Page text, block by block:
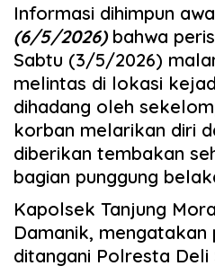
Informasi dihimpun
(6/5/2026) bahwa
Sabtu (3/5/2026)
melintas di lokasi
dihadang oleh
korban melarikan diri
diberikan tembakan
bagian punggung
Kapolsek Tanjung
Damanik, mengatakan
ditangani Polresta Deli